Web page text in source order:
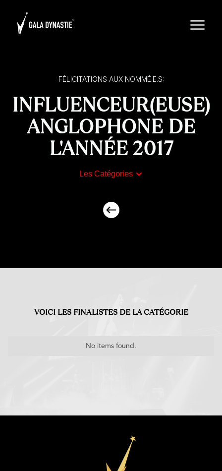
FÉLICITATIONS AUX NOMMÉ.E.S:
INFLUENCEUR(EUSE)
ANGLOPHONE DE
L'ANNÉE 2017
Les Catégories
VOICI LES FINALISTES DE LA CATÉGORIE
No items found.